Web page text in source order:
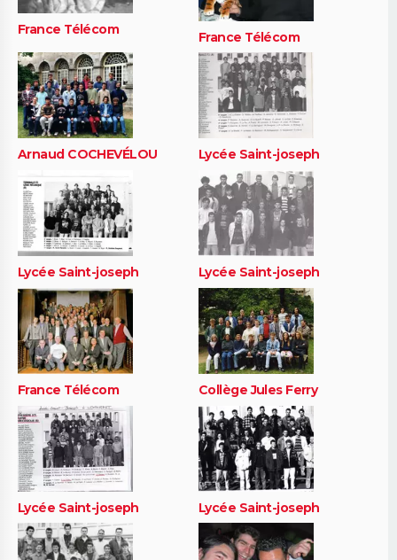
France Télécom France Télécom
Arnaud COCHEVÉLOU Lycée Saint-joseph
Lycée Saint-joseph Lycée Saint-joseph
France Télécom Collège Jules Ferry
Lycée Saint-joseph Lycée Saint-joseph